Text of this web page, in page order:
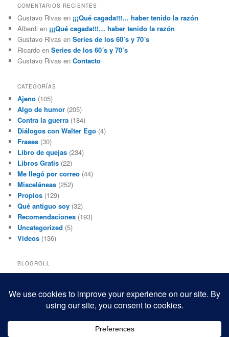
COMENTARIOS RECIENTES
Gustavo Rivas en ¡¡¡Qué cagada!!!… haber tenido la razón
Alberdi en ¡¡¡Qué cagada!!!… haber tenido la razón
Gustavo Rivas enSeries de los 60´s y 70´s
Ricardo enSeries de los 60´s y 70´s
Gustavo Rivas enContacto
CATEGORÍAS
Ajeno (105)
Algo de humor (205)
Contra la guerra (184)
Diálogos con Walter Ego (4)
Frases (30)
Libro de quejas (234)
Libros Gratis (22)
Me llegó por correo (44)
Misceláneas (252)
Propios (129)
Qué antiguo soy (32)
Recomendaciones (193)
Uncategorized (5)
Videos (136)
BLOGROLL
Black and White Power
Mis macrofotografías
Teresita Rivas